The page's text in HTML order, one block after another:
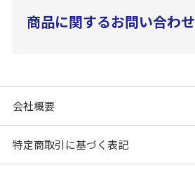
商品に関するお問い合わせ
会社概要
特定商取引に基づく表記